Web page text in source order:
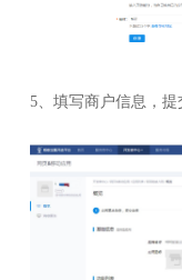
5、填写商户信息，提